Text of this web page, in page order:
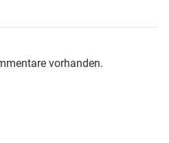
vorhanden.